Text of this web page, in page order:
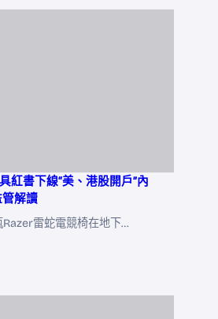
紅書下線“美、港股開戶”內
解讀
Razer雷蛇電競椅在地下…